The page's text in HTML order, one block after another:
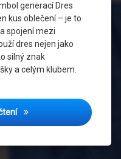
generací Dres
kus oblečení – je to
spojení mezi
dres nejen jako
silný znak
a celým klubem.
Spojení generací: Jak